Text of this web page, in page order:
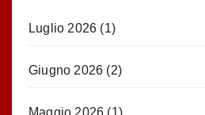
Luglio 2026 (1)
Giugno 2026 (2)
Maggio 2026 (1)